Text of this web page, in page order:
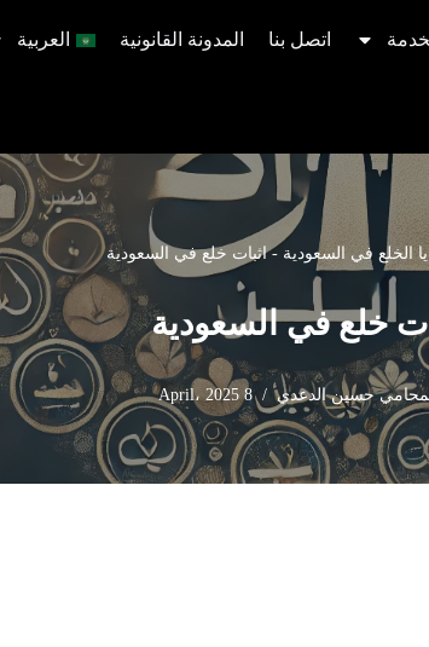
اتصل بنا المدونة القانونية العربية
الخلع في السعودية​ -اثبات خلع في السعودية
خلع في السعودية
حسين الدعدي 8 April، 2025